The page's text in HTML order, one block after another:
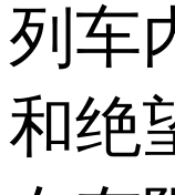
列车
和绝